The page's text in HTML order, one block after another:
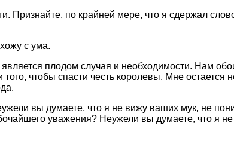
Признайте, по крайней мере, что я сдержал
с ума.
плодом случая и необходимости. Нам
чтобы спасти честь королевы. Мне остается
вы думаете, что я не вижу ваших мук, не
уважения? Неужели вы думаете, что я